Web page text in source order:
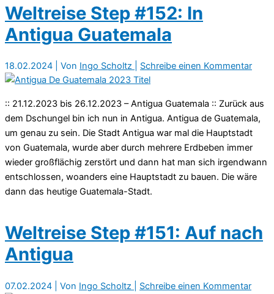
Weltreise Step #152: In
Antigua Guatemala
18.02.2024 | Von Ingo Scholtz Schreibe einen Kommentar
:: 21.12.2023 bis 26.12.2023 – Antigua Guatemala :: Zurück aus
dem Dschungel bin ich nun in Antigua. Antigua de Guatemala,
um genau zu sein. Die Stadt Antigua war mal die Hauptstadt
von Guatemala, wurde aber durch mehrere Erdbeben immer
wieder großflächig zerstört und dann hat man sich irgendwann
entschlossen, woanders eine Hauptstadt zu bauen. Die wäre
dann das heutige Guatemala-Stadt.
Weltreise Step #151: Auf nach
Antigua
07.02.2024 | Von Ingo Scholtz Schreibe einen Kommentar